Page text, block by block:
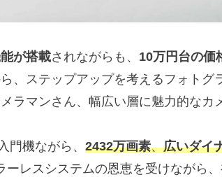
が搭載されながらも、 10万円台の価
、ステップアップを考えるフォトグ
ラマンさん、幅広い層に魅力的なカ
門機ながら、 2432万画素、広いダイ
ーレスシステムの恩恵を受けながら